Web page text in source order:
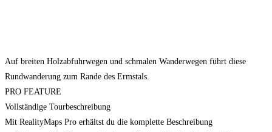
Auf breiten Holzabfuhrwegen und schmalen Wanderwegen führt diese
Rundwanderung zum Rande des Ermstals.
PRO FEATURE
Vollständige Tourbeschreibung
Mit RealityMaps Pro erhältst du die komplette Beschreibung